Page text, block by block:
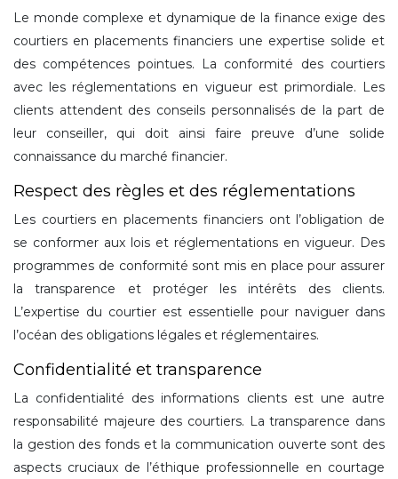
Le monde complexe et dynamique de la finance exige des
courtiers en placements financiers une expertise solide et
des compétences pointues. La conformité des courtiers
avec les réglementations en vigueur est primordiale. Les
clients attendent des conseils personnalisés de la part de
leur conseiller, qui doit ainsi faire preuve d’une solide
connaissance du marché financier.
Respect des règles et des réglementations
Les courtiers en placements financiers ont l’obligation de
se conformer aux lois et réglementations en vigueur. Des
programmes de conformité sont mis en place pour assurer
la transparence et protéger les intérêts des clients.
L’expertise du courtier est essentielle pour naviguer dans
l’océan des obligations légales et réglementaires.
Confidentialité et transparence
La confidentialité des informations clients est une autre
responsabilité majeure des courtiers. La transparence dans
la gestion des fonds et la communication ouverte sont des
aspects cruciaux de l’éthique professionnelle en courtage